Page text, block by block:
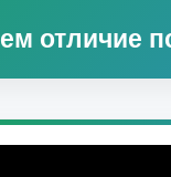
отличие